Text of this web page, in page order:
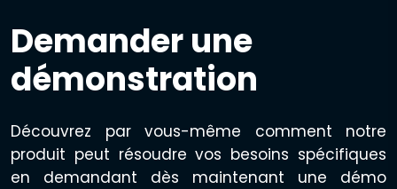
Demander une
démonstration
Découvrez par vous-même comment notre
produit peut résoudre vos besoins spécifiques
en demandant dès maintenant une démo